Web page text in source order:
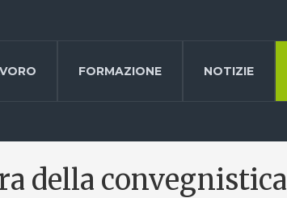
FORMAZIONE NOTIZIE
della convegnistica